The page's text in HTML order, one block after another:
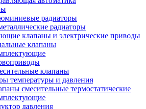
радиаторы
радиаторы
клапаны и электрические приводы
клапаны
клапаны
температуры и давления
смесительные термостатические
давления